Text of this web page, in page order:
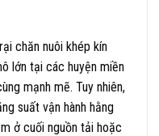
chăn nuôi khép kín
lớn tại các huyện miền
mạnh mẽ. Tuy nhiên,
suất vận hành hằng
ở cuối nguồn tải hoặc